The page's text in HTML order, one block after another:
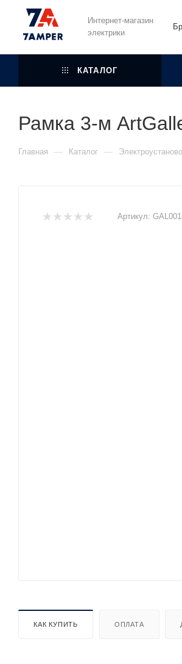
Интернет-магазин
электрики
КАТАЛОГ
Рамка 3-м
Главная — Каталог —
Артикул:
КАК КУПИТЬ ОПЛАТА